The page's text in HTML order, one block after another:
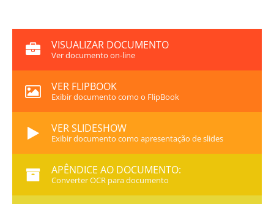
VISUALIZAR DOCUMENTO
Ver documento on-line
VER FLIPBOOK
Exibir documento como o FlipBook
VER SLIDESHOW
Exibir documento como apresentação de slides
APÊNDICE AO DOCUMENTO:
Converter OCR para documento